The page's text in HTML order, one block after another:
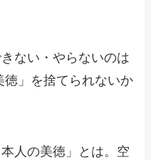
ない・やらないのは
」を捨てられないか
人の美徳」とは。空